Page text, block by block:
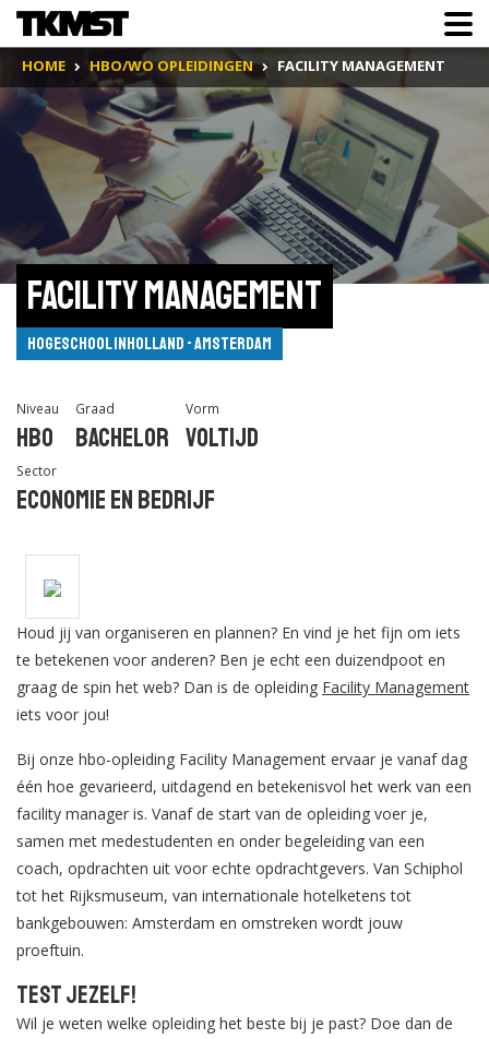
HOME HBO/WO OPLEIDINGEN FACILITY MANAGEMENT
Facility Management
Hogeschool Inholland - Amsterdam
Niveau
Hbo
Graad
Bachelor
Vorm
Voltijd
Sector
Economie en Bedrijf
Houd jij van organiseren en plannen? En vind je het fijn om iets
te betekenen voor anderen? Ben je echt een duizendpoot en
graag de spin het web? Dan is de opleiding Facility Management
iets voor jou!
Bij onze hbo-opleiding Facility Management ervaar je vanaf dag
één hoe gevarieerd, uitdagend en betekenisvol het werk van een
facility manager is. Vanaf de start van de opleiding voer je,
samen met medestudenten en onder begeleiding van een
coach, opdrachten uit voor echte opdrachtgevers. Van Schiphol
tot het Rijksmuseum, van internationale hotelketens tot
bankgebouwen: Amsterdam en omstreken wordt jouw
proeftuin.
Test jezelf!
Wil je weten welke opleiding het beste bij je past? Doe dan de